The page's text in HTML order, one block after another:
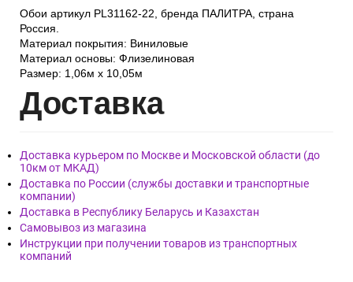
Обои артикул PL31162-22, бренда ПАЛИТРА, страна
Россия.
Материал покрытия: Виниловые
Материал основы: Флизелиновая
Размер: 1,06м х 10,05м
Доставка
Доставка курьером по Москве и Московской области (до
10км от МКАД)
Доставка по России (службы доставки и транспортные
компании)
Доставка в Республику Беларусь и Казахстан
Самовывоз из магазина
Инструкции при получении товаров из транспортных
компаний